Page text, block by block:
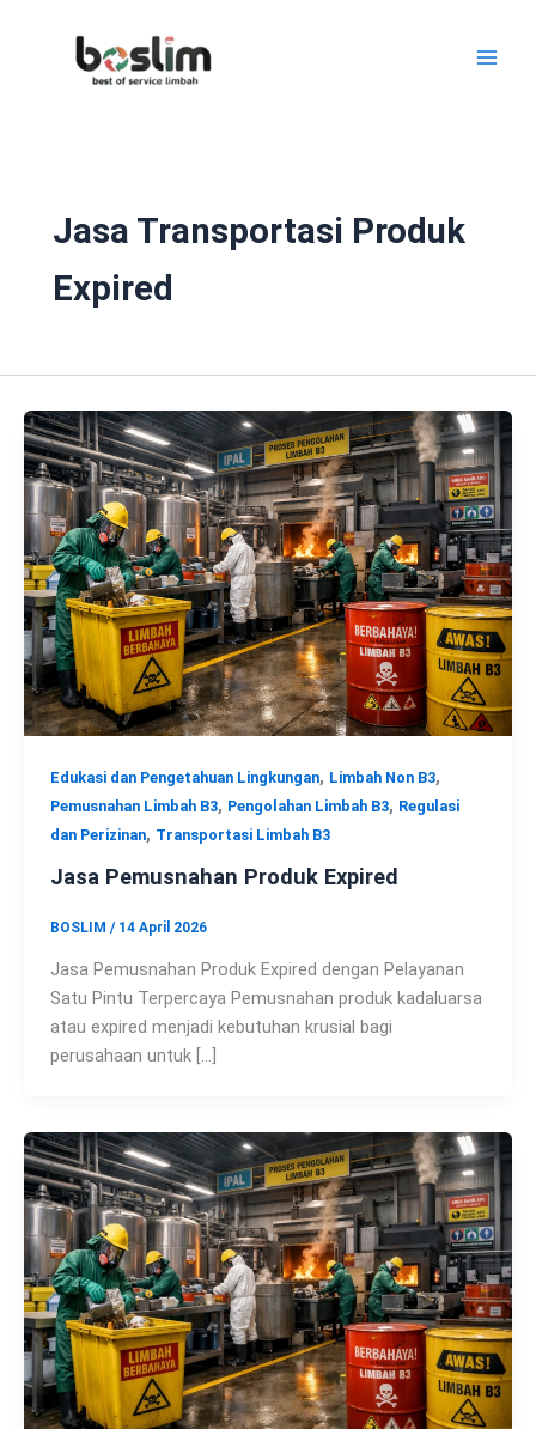
Jasa Transportasi Produk
Expired
Edukasi dan Pengetahuan Lingkungan, Limbah Non B3,
Pemusnahan Limbah B3, Pengolahan Limbah B3, Regulasi
dan Perizinan, Transportasi Limbah B3
Jasa Pemusnahan Produk Expired
BOSLIM / 14 April 2026
Jasa Pemusnahan Produk Expired dengan Pelayanan
Satu Pintu Terpercaya Pemusnahan produk kadaluarsa
atau expired menjadi kebutuhan krusial bagi
perusahaan untuk […]